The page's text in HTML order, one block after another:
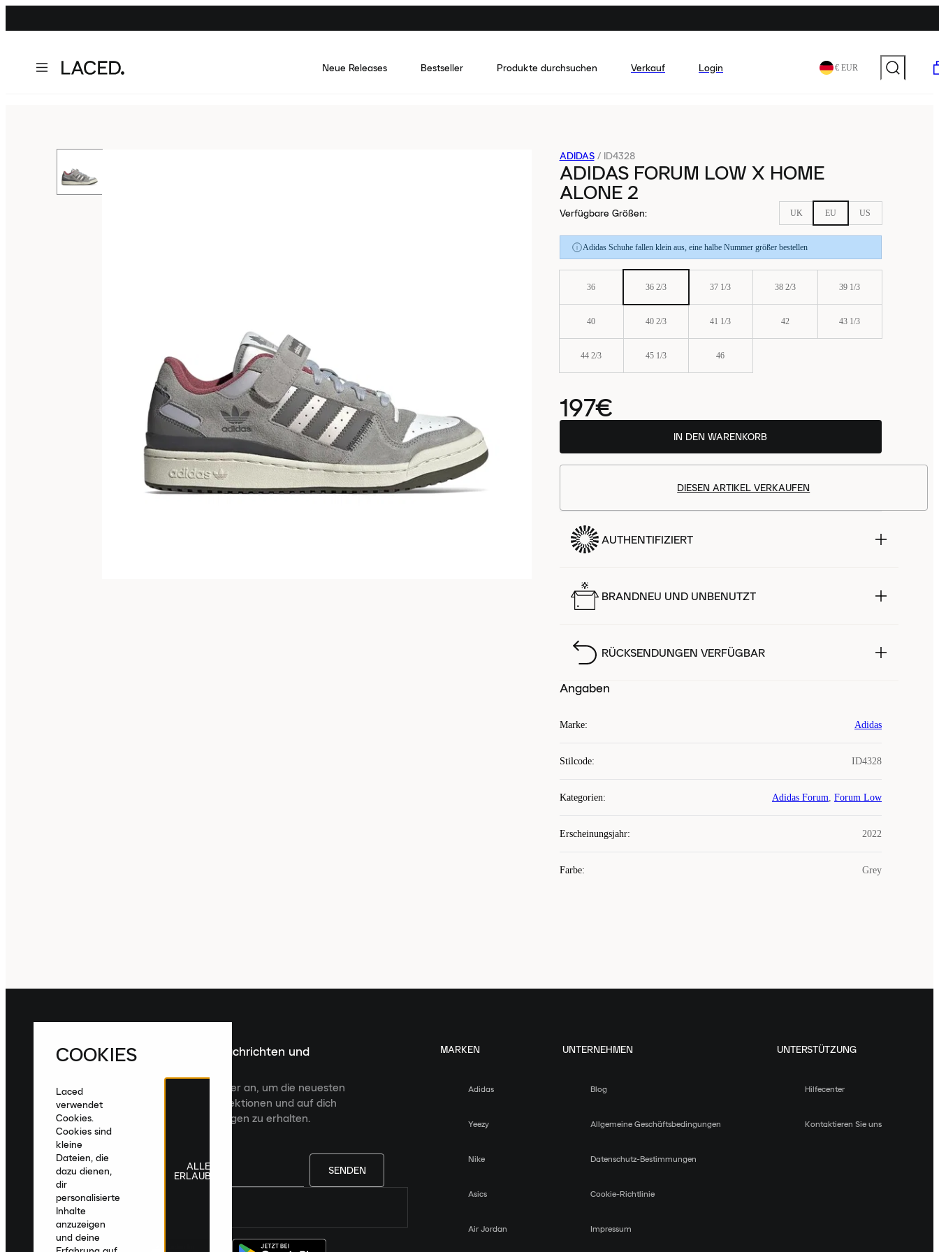
Neue Releases Bestseller Produkte durchsuchen Verkauf Login € EUR
ADIDAS / ID4328
ADIDAS FORUM LOW X HOME
ALONE 2
Verfügbare Größen: UK EU US
Adidas Schuhe fallen klein aus, eine halbe Nummer größer bestellen
36 36 2/3 37 1/3 38 2/3 39 1/3
40 40 2/3 41 1/3 42 43 1/3
44 2/3 45 1/3 46
197€
IN DEN WARENKORB
DIESEN ARTIKEL VERKAUFEN
AUTHENTIFIZIERT
BRANDNEU UND UNBENUTZT
RÜCKSENDUNGEN VERFÜGBAR
Angaben
Marke: Adidas
Stilcode: ID4328
Kategorien: Adidas Forum, Forum Low
Erscheinungsjahr: 2022
Farbe: Grey
Melde dich für die neuesten Nachrichten und
Veröffentlichungen an
Melde dich für den Laced Newsletter an, um die neuesten
Veröffentlichungen, kuratierte Kollektionen und auf dich
zugeschnittene Produktempfehlungen zu erhalten.
SENDEN
MARKEN
Adidas
Yeezy
Nike
Asics
Air Jordan
UNTERNEHMEN
Blog
Allgemeine Geschäftsbedingungen
Datenschutz-Bestimmungen
Cookie-Richtlinie
Impressum
UNTERSTÜTZUNG
Hilfecenter
Kontaktieren Sie uns
COOKIES
Laced
verwendet
Cookies.
Cookies sind
kleine
Dateien, die
dazu dienen,
dir
personalisierte
Inhalte
anzuzeigen
und deine
ALLE
ERLAUBEN